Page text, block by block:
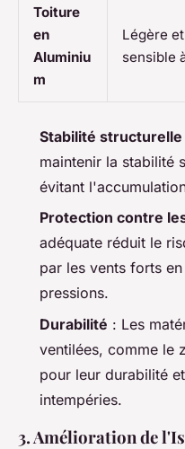
Toiture
en
Aluminiu
m
Légère
sensible
Stabilité structurelle
maintenir la stabilité
évitant
Protection contre
adéquate réduit le
par les vents forts
pressions.
Durabilité : Les
ventilées, comme le
pour leur durabilité
intempéries.
3. Amélioration de